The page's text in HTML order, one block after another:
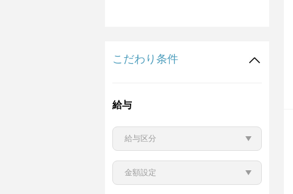
こだわり条件
給与